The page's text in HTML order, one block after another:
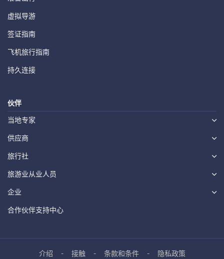
虚拟导游
签证指南
飞机旅行指南
持久连接
伙伴
当地专家
供应商
旅行社
旅游业从业人员
企业
合作伙伴支持中心
介绍 接触 条款和条件
隐私政策